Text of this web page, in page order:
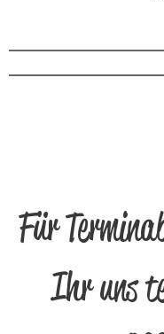
Für
Ihr uns